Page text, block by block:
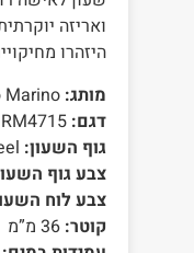
ואריזה
היזהרו
מותג:
דגם: RM4715
גוף השעון:
צבע גוף
צבע לוח
קוטר: